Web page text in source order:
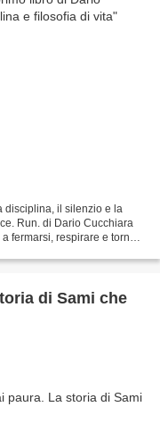
disciplina, il silenzio e la
Run. di Dario Cucchiara
fermarsi, respirare e tornare
di Sami che